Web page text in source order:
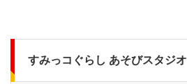
すみっコぐらし あそびスタジオ